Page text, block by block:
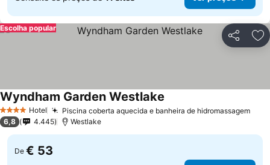
Partilhar
Escolha popular
4 EstrelasHotel Piscina coberta aquecida e banheira de hidromassagemVer
Wyndham Garden Westlake
6,8 4.445 Westlake
De € 53